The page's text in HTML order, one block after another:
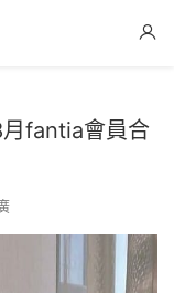
fantia會員合